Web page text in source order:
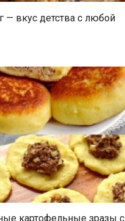
— вкус детства с любой
картофельные зразы с